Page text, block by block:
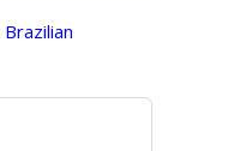
Brazilian